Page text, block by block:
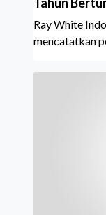
Ray White
mencatatkan
Property
White